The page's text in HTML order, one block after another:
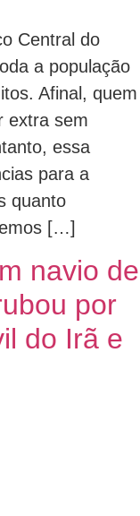
Central do
a população
Afinal, quem
extra sem
essa
para a
quanto
[…]
navio de
por
do Irã e